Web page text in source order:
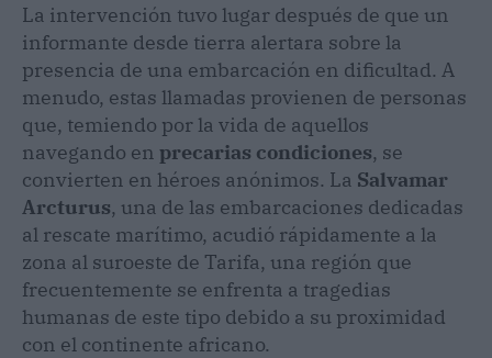
La intervención tuvo lugar después de que un
informante desde tierra alertara sobre la
presencia de una embarcación en dificultad. A
menudo, estas llamadas provienen de personas
que, temiendo por la vida de aquellos
navegando en precarias condiciones, se
convierten en héroes anónimos. La Salvamar
Arcturus, una de las embarcaciones dedicadas
al rescate marítimo, acudió rápidamente a la
zona al suroeste de Tarifa, una región que
frecuentemente se enfrenta a tragedias
humanas de este tipo debido a su proximidad
con el continente africano.